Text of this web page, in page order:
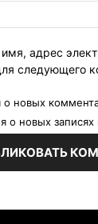
адрес
следующего
новых
о новых записях